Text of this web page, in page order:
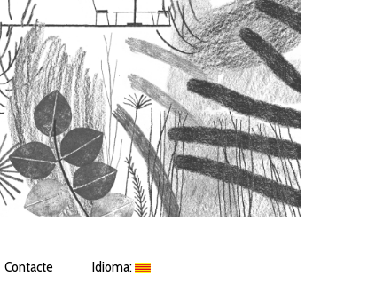
Contacte Idioma: